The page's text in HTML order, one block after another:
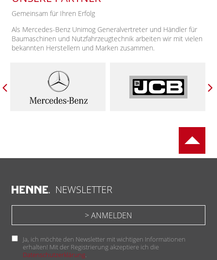
Gemeinsam für Ihren Erfolg
Als Mercedes-Benz Unimog Generalvertreter und Händler für
Baumaschinen und Nutzfahrzeugtechnik arbeiten wir mit vielen
bekannten Herstellern und Marken zusammen.
NEWSLETTER
Ja, ich möchte den Newsletter mit wichtigen Informationen
erhalten! Mit der Registrierung akzeptiere ich die
Datenschutzerklärung.